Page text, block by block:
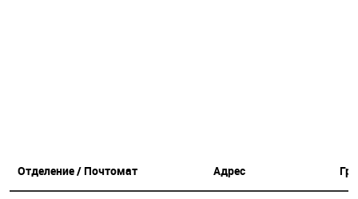
Отделение / Почтомат Адрес